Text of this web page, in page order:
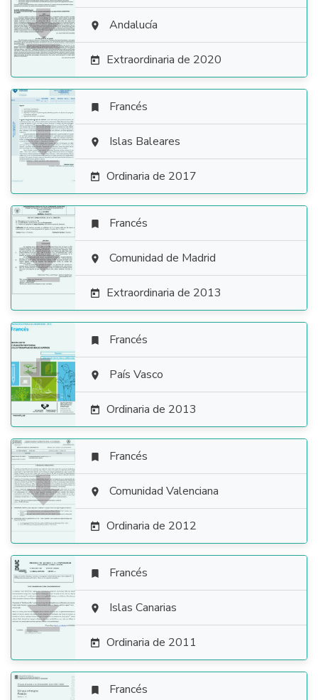
  Andalucía
 Extraordinaria de 2020

 Francés
 Islas Baleares
 Ordinaria de 2017

 Francés
 Comunidad de Madrid
 Extraordinaria de 2013

 Francés
 País Vasco
 Ordinaria de 2013

 Francés
 Comunidad Valenciana
 Ordinaria de 2012

 Francés
 Islas Canarias
 Ordinaria de 2011
 Francés